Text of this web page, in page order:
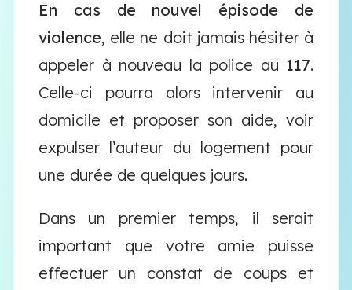
En cas de nouvel épisode de
violence, elle ne doit jamais hésiter à
appeler à nouveau la police au 117.
Celle-ci pourra alors intervenir au
domicile et proposer son aide, voir
expulser l’auteur du logement pour
une durée de quelques jours.
Dans un premier temps, il serait
important que votre amie puisse
effectuer un constat de coups et